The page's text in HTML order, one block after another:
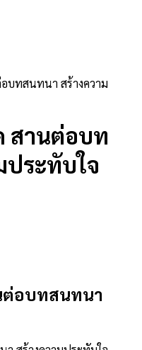
บทสนทนา สร้างความ
สานต่อบท
ระทับใจ
ต่อบทสนทนา